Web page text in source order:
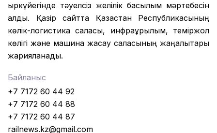
қыркүйегінде тәуелсіз желілік басылым мәртебесін
алды. Қазір сайтта Қазақстан Республикасының
көлік-логистика саласы, инфрақұрылым, теміржол
көлігі және машина жасау саласының жаңалықтары
жарияланады.
Байланыс
+7 7172 60 44 92
+7 7172 60 44 88
+7 7172 60 44 87
railnews.kz@gmail.com